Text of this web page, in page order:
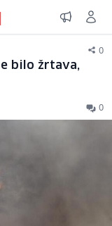
0
bilo žrtava,
0